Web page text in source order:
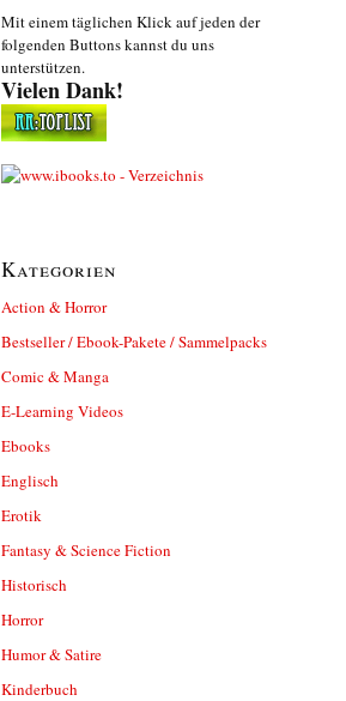
Mit einem täglichen Klick auf jeden der
folgenden Buttons kannst du uns
unterstützen.
Vielen Dank!
Kategorien
Action & Horror
Bestseller / Ebook-Pakete / Sammelpacks
Comic & Manga
E-Learning Videos
Ebooks
Englisch
Erotik
Fantasy & Science Fiction
Historisch
Horror
Humor & Satire
Kinderbuch